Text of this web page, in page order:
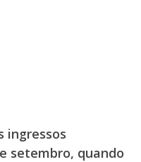
ingressos
setembro, quando